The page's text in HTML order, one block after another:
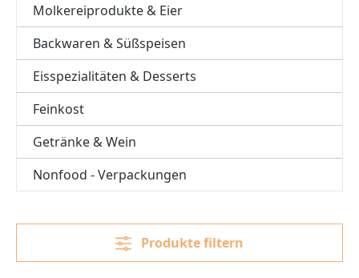
Molkereiprodukte & Eier
Backwaren & Süßspeisen
Eisspezialitäten & Desserts
Feinkost
Getränke & Wein
Nonfood - Verpackungen
Produkte filtern